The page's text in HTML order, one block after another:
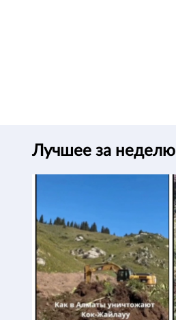
Лучшее за неделю